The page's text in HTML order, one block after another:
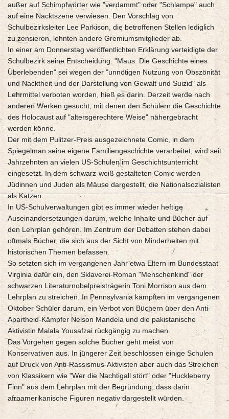
außer auf Schimpfwörter wie "verdammt" oder "Schlampe" auch
auf eine Nacktszene verwiesen. Den Vorschlag von
Schulbezirksleiter Lee Parkison, die betroffenen Stellen lediglich
zu zensieren, lehnten andere Gremiumsmitglieder ab.
In einer am Donnerstag veröffentlichten Erklärung verteidigte der
Schulbezirk seine Entscheidung. "Maus. Die Geschichte eines
Überlebenden" sei wegen der "unnötigen Nutzung von Obszönität
und Nacktheit und der Darstellung von Gewalt und Suizid" als
Lehrmittel verboten worden, hieß es darin. Derzeit werde nach
anderen Werken gesucht, mit denen den Schülern die Geschichte
des Holocaust auf "altersgerechtere Weise" nähergebracht
werden könne.
Der mit dem Pulitzer-Preis ausgezeichnete Comic, in dem
Spiegelman seine eigene Familiengeschichte verarbeitet, wird seit
Jahrzehnten an vielen US-Schulen im Geschichtsunterricht
eingesetzt. In dem schwarz-weiß gestalteten Comic werden
Jüdinnen und Juden als Mäuse dargestellt, die Nationalsozialisten
als Katzen.
In US-Schulverwaltungen gibt es immer wieder heftige
Auseinandersetzungen darum, welche Inhalte und Bücher auf
den Lehrplan gehören. Im Zentrum der Debatten stehen dabei
oftmals Bücher, die sich aus der Sicht von Minderheiten mit
historischen Themen befassen.
So setzten sich im vergangenen Jahr etwa Eltern im Bundesstaat
Virginia dafür ein, den Sklaverei-Roman "Menschenkind" der
schwarzen Literaturnobelpreisträgerin Toni Morrison aus dem
Lehrplan zu streichen. In Pennsylvania kämpften im vergangenen
Oktober Schüler darum, ein Verbot von Büchern über den Anti-
Apartheid-Kämpfer Nelson Mandela und die pakistanische
Aktivistin Malala Yousafzai rückgängig zu machen.
Das Vorgehen gegen solche Bücher geht meist von
Konservativen aus. In jüngerer Zeit beschlossen einige Schulen
auf Druck von Anti-Rassismus-Aktivisten aber auch das Streichen
von Klassikern wie "Wer die Nachtigall stört" oder "Huckleberry
Finn" aus dem Lehrplan mit der Begründung, dass darin
afroamerikanische Figuren negativ dargestellt würden.